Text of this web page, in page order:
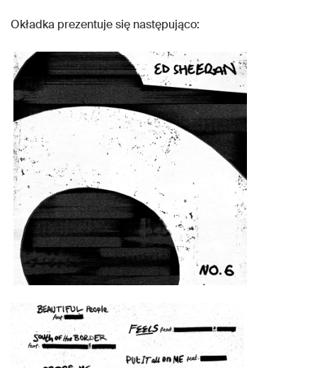
Okładka prezentuje się następująco: